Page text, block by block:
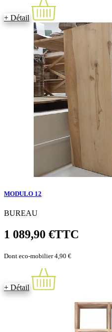
+ Détail
MODULO 12
BUREAU
1 089,90 €TTC
Dont eco-mobilier 4,90 €
+ Détail